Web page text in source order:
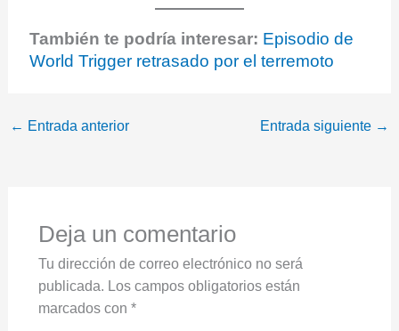
También te podría interesar: Episodio de
World Trigger retrasado por el terremoto
← Entrada anterior Entrada siguiente →
Deja un comentario
Tu dirección de correo electrónico no será
publicada. Los campos obligatorios están
marcados con *